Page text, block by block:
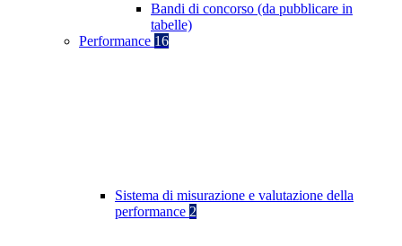
Bandi di concorso (da pubblicare in
tabelle)
Performance 16
Sistema di misurazione e valutazione della
performance 2